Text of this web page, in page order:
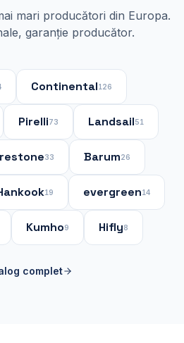
mari producători din Europa.
garanție producător.
Continental126
Pirelli73 Landsail51
33 Barum26
19 evergreen14
Kumho9 Hifly8
complet